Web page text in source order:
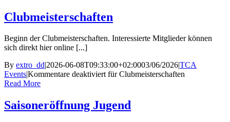
Clubmeisterschaften
Beginn der Clubmeisterschaften. Interessierte Mitglieder können
sich direkt hier online [...]
By extro_dd|2026-06-08T09:33:00+02:0003/06/2026|TCA
Events|Kommentare deaktiviertfür Clubmeisterschaften
Read More
Saisoneröffnung Jugend